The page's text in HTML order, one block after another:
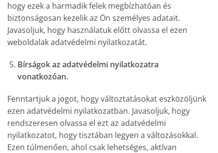
hogy ezek a harmadik felek megbízhatóan és
biztonságosan kezelik az Ön személyes adatait.
Javasoljuk, hogy használatuk előtt olvassa el ezen
weboldalak adatvédelmi nyilatkozatát.
Bírságok az adatvédelmi nyilatkozatra
vonatkozóan.
Fenntartjuk a jogot, hogy változtatásokat eszközöljünk
ezen adatvédelmi nyilatkozatban. Javasoljuk, hogy
rendszeresen olvassa el ezt az adatvédelmi
nyilatkozatot, hogy tisztában legyen a változásokkal.
Ezen túlmenően, ahol csak lehetséges, aktívan